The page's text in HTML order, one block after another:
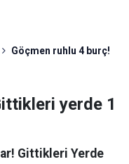
Göçmen ruhlu 4 burç!
yerde 1
Gittikleri Yerde